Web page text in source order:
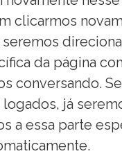
clicarmos
da página
conversando.
já
a essa parte